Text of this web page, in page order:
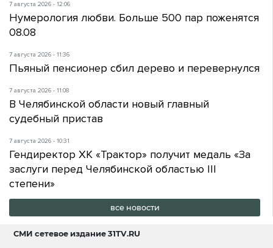
7 августа 2026 - 12:06
Нумерология любви. Больше 500 пар поженятся
08.08
7 августа 2026 - 11:36
Пьяный пенсионер сбил дерево и перевернулся
7 августа 2026 - 11:08
В Челябинской области новый главный
судебный пристав
7 августа 2026 - 10:31
Гендиректор ХК «Трактор» получит медаль «За
заслуги перед Челябинской областью III
степени»
все новости
СМИ сетевое издание31TV.RU